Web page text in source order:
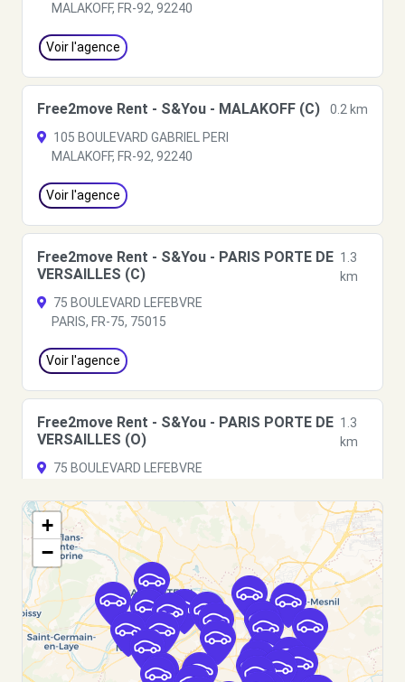
MALAKOFF, FR-92, 92240
Voir l'agence
Free2move Rent - S&You - MALAKOFF (C)
0.2 km
105 BOULEVARD GABRIEL PERI
MALAKOFF, FR-92, 92240
Voir l'agence
Free2move Rent - S&You - PARIS PORTE DE
VERSAILLES (C)
1.3
km
75 BOULEVARD LEFEBVRE
PARIS, FR-75, 75015
Voir l'agence
Free2move Rent - S&You - PARIS PORTE DE
VERSAILLES (O)
1.3
km
75 BOULEVARD LEFEBVRE
Voir l'agence
Free2Move Rent - GARAGE DE L EGLISE -
CHATILLON (C)
1.9
km
55 BOULEVARD DE VANVES
CHATILLON, 92320
+
−